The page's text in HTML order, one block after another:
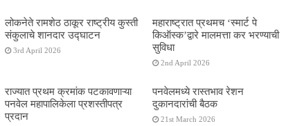
लोकनेते रामशेठ ठाकूर राष्ट्रीय कुस्ती
संकुलाचे शानदार उद्घाटन
3rd April 2026
महाराष्ट्रात प्रथमच ‌‘स्मार्ट पे
किऑस्क‌’द्वारे मालमत्ता कर भरण्याची
सुविधा
2nd April 2026
राज्यात प्रथम क्रमांक पटकावणाऱ्या
पनवेल महापालिकेला प्रशस्तीपत्र
प्रदान
पनवेलमध्ये रास्तभाव रेशन
दुकानदारांची बैठक
21st March 2026